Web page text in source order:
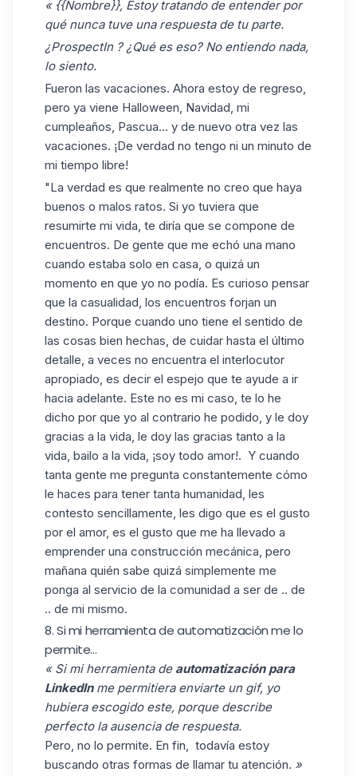
« {{Nombre}}, Estoy tratando de entender por
qué nunca tuve una respuesta de tu parte.
¿ProspectIn ? ¿Qué es eso? No entiendo nada,
lo siento.
Fueron las vacaciones. Ahora estoy de regreso,
pero ya viene Halloween, Navidad, mi
cumpleaños, Pascua... y de nuevo otra vez las
vacaciones. ¡De verdad no tengo ni un minuto de
mi tiempo libre!
"La verdad es que realmente no creo que haya
buenos o malos ratos. Si yo tuviera que
resumirte mi vida, te diría que se compone de
encuentros. De gente que me echó una mano
cuando estaba solo en casa, o quizá un
momento en que yo no podía. Es curioso pensar
que la casualidad, los encuentros forjan un
destino. Porque cuando uno tiene el sentido de
las cosas bien hechas, de cuidar hasta el último
detalle, a veces no encuentra el interlocutor
apropiado, es decir el espejo que te ayude a ir
hacia adelante. Este no es mi caso, te lo he
dicho por que yo al contrario he podido, y le doy
gracias a la vida, le doy las gracias tanto a la
vida, bailo a la vida, ¡soy todo amor!. Y cuando
tanta gente me pregunta constantemente cómo
le haces para tener tanta humanidad, les
contesto sencillamente, les digo que es el gusto
por el amor, es el gusto que me ha llevado a
emprender una construcción mecánica, pero
mañana quién sabe quizá simplemente me
ponga al servicio de la comunidad a ser de .. de
.. de mi mismo.
8. Si mi herramienta de automatización me lo
permite...
« Si mi herramienta de automatización para
LinkedInme permitiera enviarte un gif, yo
hubiera escogido este, porque describe
perfecto la ausencia de respuesta.
Pero, no lo permite. En fin, todavía estoy
buscando otras formas de llamar tu atención. »